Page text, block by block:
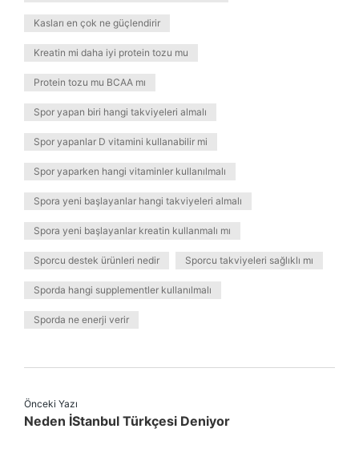
Kasları en çok ne güçlendirir
Kreatin mi daha iyi protein tozu mu
Protein tozu mu BCAA mı
Spor yapan biri hangi takviyeleri almalı
Spor yapanlar D vitamini kullanabilir mi
Spor yaparken hangi vitaminler kullanılmalı
Spora yeni başlayanlar hangi takviyeleri almalı
Spora yeni başlayanlar kreatin kullanmalı mı
Sporcu destek ürünleri nedir Sporcu takviyeleri sağlıklı mı
Sporda hangi supplementler kullanılmalı
Sporda ne enerji verir
Önceki Yazı
Neden İStanbul Türkçesi Deniyor